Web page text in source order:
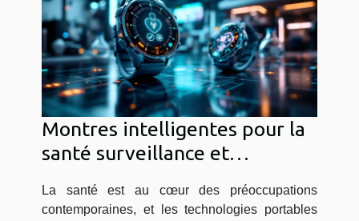
Montres intelligentes pour la
santé surveillance et
La santé est au cœur des préoccupations
contemporaines, et les technologies portables